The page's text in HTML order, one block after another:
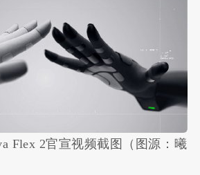
Flex 2官宣视频截图（图源：曦